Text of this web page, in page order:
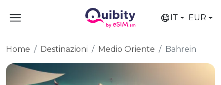
IT EUR
Home Destinazioni Medio Oriente Bahrein